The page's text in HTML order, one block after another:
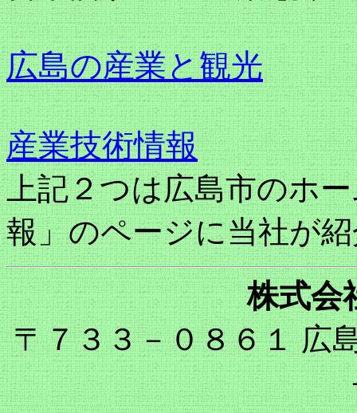
広島の産業と観光
産業技術情報
上記２つは広島市のホ
報」のページに当社が
株式会
〒７３３－０８６１ 広